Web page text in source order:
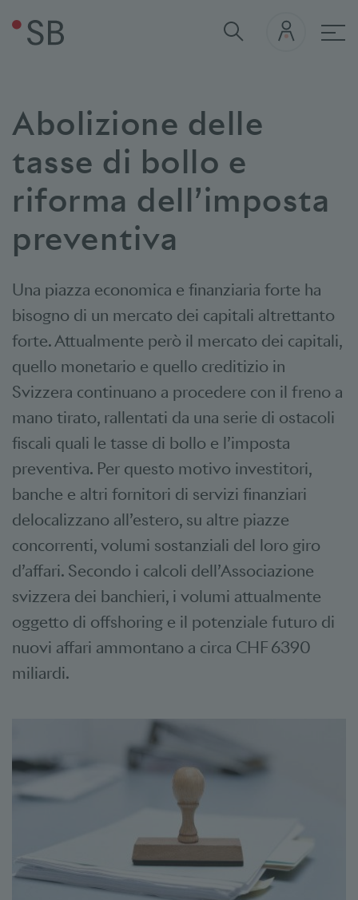
Abolizione delle
tasse di bollo e
riforma dell’imposta
preventiva
Una piazza economica e finanziaria forte ha
bisogno di un mercato dei capitali altrettanto
forte. Attualmente però il mercato dei capitali,
quello monetario e quello creditizio in
Svizzera continuano a procedere con il freno a
mano tirato, rallentati da una serie di ostacoli
fiscali quali le tasse di bollo e l’imposta
preventiva. Per questo motivo investitori,
banche e altri fornitori di servizi finanziari
delocalizzano all’estero, su altre piazze
concorrenti, volumi sostanziali del loro giro
d’affari. Secondo i calcoli dell’Associazione
svizzera dei banchieri, i volumi attualmente
oggetto di offshoring e il potenziale futuro di
nuovi affari ammontano a circa CHF 6390
miliardi.